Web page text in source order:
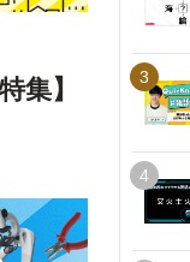
集】 3
4